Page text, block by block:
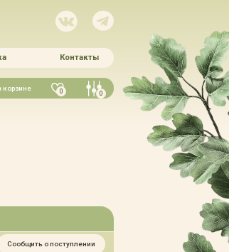
Контакты
корзине 0 0
Сообщить о поступлении